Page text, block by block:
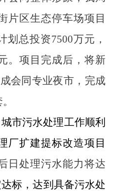
片区生态停车场项目
划总投资7500万元，
。项目完成后，将新
会同专业夜市，完成
市污水处理工作顺利
厂扩建提标改造项目
日处理污水能力将达
标，达到具备污水处